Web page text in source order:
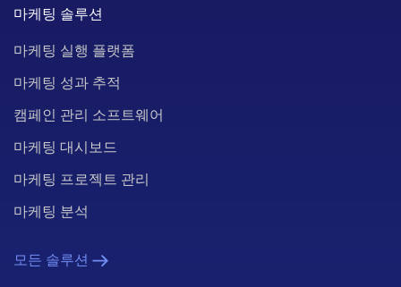
마케팅 솔루션
마케팅 실행 플랫폼
마케팅 성과 추적
캠페인 관리 소프트웨어
마케팅 대시보드
마케팅 프로젝트 관리
마케팅 분석
모든 솔루션